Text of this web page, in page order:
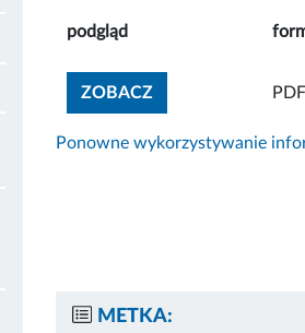
podgląd
ZOBACZZOBACZ PDF
Ponowne wykorzystywanie
METKA: